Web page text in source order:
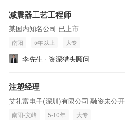
减震器工艺工程师
某国内知名公司 已上市
南阳 5年以上 大专
李先生 · 资深猎头顾问
注塑经理
艾礼富电子(深圳)有限公司 融资未公开
南阳-文峰 5-10年 大专